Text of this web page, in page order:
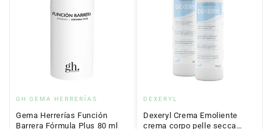
Fornitore:
GH GEMA HERRERÍAS
Gema Herrerías Función
Barrera Fórmula Plus 80 ml
Fornitore:
DEXERYL
Dexeryl Crema Emoliente
crema corpo pelle secca